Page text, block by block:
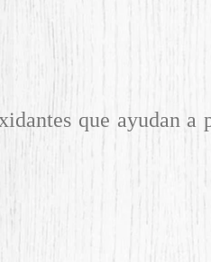
que ayudan